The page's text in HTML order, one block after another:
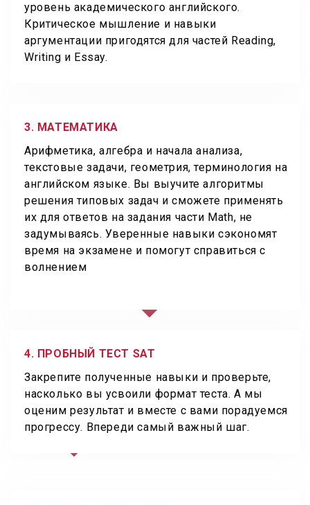
уровень академического английского.
Критическое мышление и навыки
аргументации пригодятся для частей Reading,
Writing и Essay.
3. МАТЕМАТИКА
Арифметика, алгебра и начала анализа,
текстовые задачи, геометрия, терминология на
английском языке. Вы выучите алгоритмы
решения типовых задач и сможете применять
их для ответов на задания части Math, не
задумываясь. Уверенные навыки сэкономят
время на экзамене и помогут справиться с
волнением
4. ПРОБНЫЙ ТЕСТ SAT
Закрепите полученные навыки и проверьте,
насколько вы усвоили формат теста. А мы
оценим результат и вместе с вами порадуемся
прогрессу. Впереди самый важный шаг.